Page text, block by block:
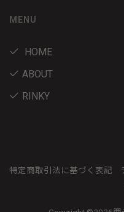
MENU
HOME
ABOUT
RINKY
特定商取引法に基づく表記